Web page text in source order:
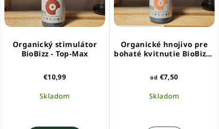
Organický stimulátor
BioBizz - Top-Max
€10,99
Skladom
Organické hnojivo pre
bohaté kvitnutie BioBizz -
od €7,50
Skladom